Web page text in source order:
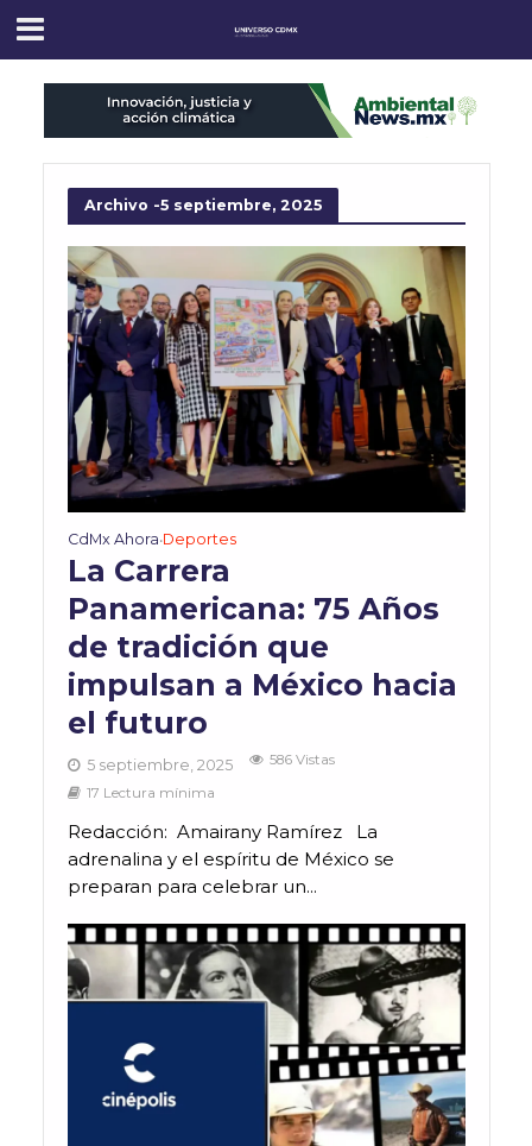
Archivo -5 septiembre, 2025
CdMx Ahora•Deportes
La Carrera
Panamericana: 75 Años
de tradición que
impulsan a México hacia
el futuro
5 septiembre, 2025
586 Vistas
17 Lectura mínima
Redacción: Amairany Ramírez La
adrenalina y el espíritu de México se
preparan para celebrar un...